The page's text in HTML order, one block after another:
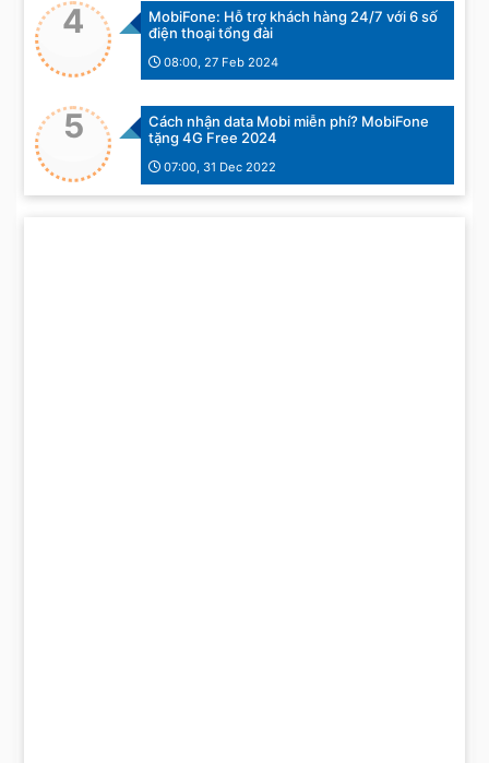
4
MobiFone: Hỗ trợ khách hàng 24/7 với 6 số
điện thoại tổng đài
08:00, 27 Feb 2024
5
Cách nhận data Mobi miễn phí? MobiFone
tặng 4G Free 2024
07:00, 31 Dec 2022